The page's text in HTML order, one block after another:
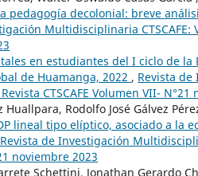
pedagogía decolonial: breve
Multidisciplinaria CTSCAFE:
en estudiantes del I ciclo de
de Huamanga, 2022 , Revista de
CTSCAFE Volumen VII- N°21
Rodolfo José Gálvez
lineal tipo elíptico, asociado a la
Revista de Investigación
noviembre 2023
Schettini, Jonathan Gerardo